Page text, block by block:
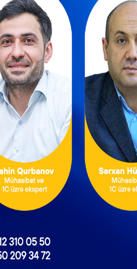
Strategiyası
Əmək
yeni hədəflər